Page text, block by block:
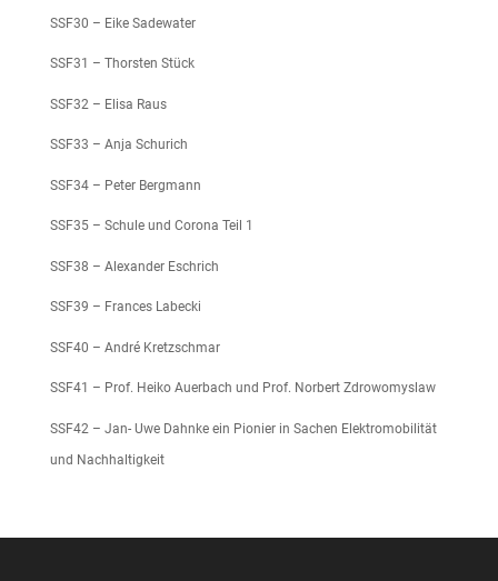
SSF30 – Eike Sadewater
SSF31 – Thorsten Stück
SSF32 – Elisa Raus
SSF33 – Anja Schurich
SSF34 – Peter Bergmann
SSF35 – Schule und Corona Teil 1
SSF38 – Alexander Eschrich
SSF39 – Frances Labecki
SSF40 – André Kretzschmar
SSF41 – Prof. Heiko Auerbach und Prof. Norbert Zdrowomyslaw
SSF42 – Jan- Uwe Dahnke ein Pionier in Sachen Elektromobilität
und Nachhaltigkeit